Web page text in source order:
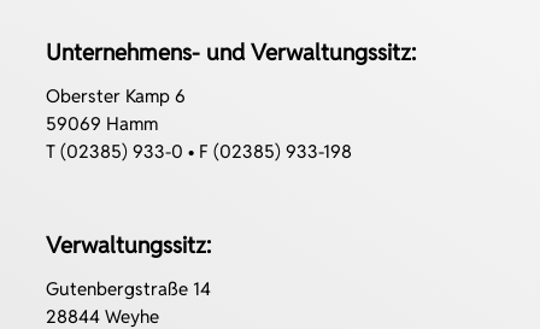
Unternehmens- und Verwaltungssitz:
Oberster Kamp 6
59069 Hamm
T (02385) 933-0 • F (02385) 933-198
Verwaltungssitz:
Gutenbergstraße 14
28844 Weyhe